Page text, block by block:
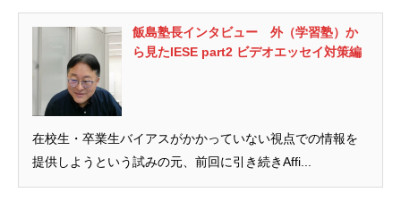
飯島塾長インタビュー 外（学習塾）か
ら見たIESE part2 ビデオエッセイ対策編
在校生・卒業生バイアスがかかっていない視点での情報を
提供しようという試みの元、前回に引き続きAffi...